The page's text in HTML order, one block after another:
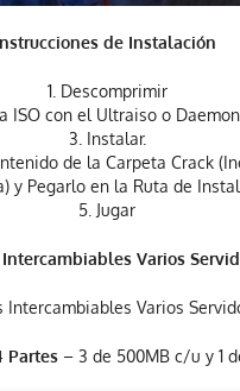
de Instalación
1. Descomprimir
ISO con el Ultraiso o
3. Instalar.
de la Carpeta Crack
y Pegarlo en la Ruta de
5. Jugar
Intercambiables Varios
Intercambiables Varios
Partes– 3 de 500MB c/u y 1